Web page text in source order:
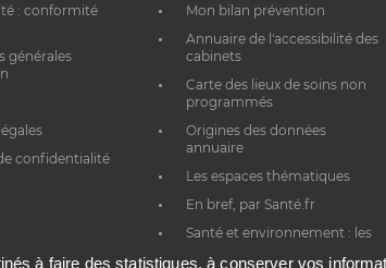
: conformité
générales
confidentialité
Mon bilan prévention
Annuaire de l'accessibilité des
cabinets
Carte des lieux de soins non
programmés
Origines des données
annuaire
Les espaces thématiques
En bref, par Santé.fr
Santé et environnement : les
à faire des statistiques, à conserver vos